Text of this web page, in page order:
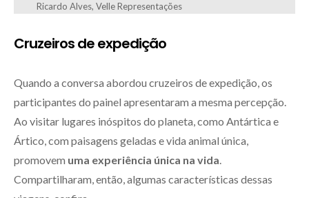
Ricardo Alves, Velle Representações
Cruzeiros de expedição
Quando a conversa abordou cruzeiros de expedição, os
participantes do painel apresentaram a mesma percepção.
Ao visitar lugares inóspitos do planeta, como Antártica e
Ártico, com paisagens geladas e vida animal única,
promovem uma experiência única na vida.
Compartilharam, então, algumas características dessas